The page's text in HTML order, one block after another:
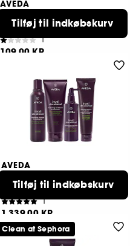
AVEDA
Exfoliating Shampoo Rich
Travel Size
1
109,00 KR
Tilføj til indkøbskurv
AVEDA
System
Set Rich
1
1.339,00 KR
Tilføj til indkøbskurv
Clean at Sephora